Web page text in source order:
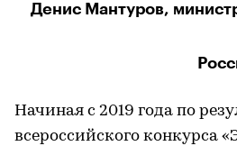
Денис Мантуров,
Начиная с 2019 года по
всероссийского конкурса